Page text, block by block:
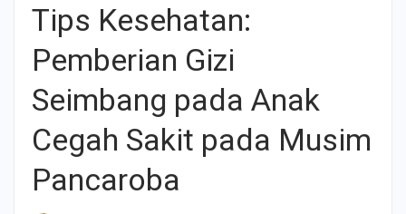
Tips Kesehatan:
Pemberian Gizi
Seimbang pada Anak
Cegah Sakit pada Musim
Pancaroba